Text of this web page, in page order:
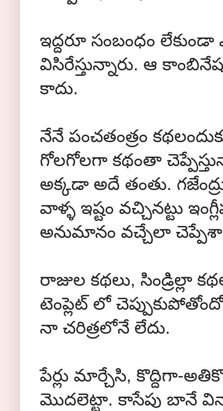
ఇద్దరూ సంబంధం
విసిరేస్తున్నారు. ఆ
కాదు.
నేనే పంచతంత్రం
గోలగోలగా కథంతా
అక్కడా అదే తంతు.
వాళ్ళ ఇష్టం వచ్చినట్టు
అనుమానం వచ్చేలా
రాజుల కథలు, సిండ్రిల్లా
టెంప్లెట్ లో
నా చరిత్రలోనే లేదు.
పేర్లు మార్చేసి, కొద్దిగా-
మొదలెట్టా. కాసేపు బానే